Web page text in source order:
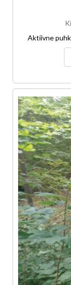
Aktiivne